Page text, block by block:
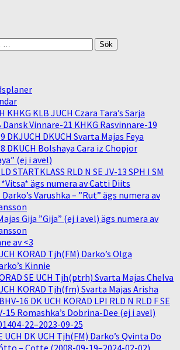
KHKG KLB JUCH Czara Tara’s Sarja
Dansk Vinnare-21 KHKG Rasvinnare-19
DKJUCH DKUCH Svarta Majas Feya
DKUCH Bolshaya Cara iz Chopjor
(ej i avel)
STARTKLASS RLD N SE JV-13 SPH I SM
ägs numera av Catti Diits
Darko’s Varushka – ”Rut” ägs numera av
Gija ”Gija” (ej i avel) ägs numera av
av <3
KORAD Tjh(FM) Darko’s Olga
Kinnie
SE UCH Tjh(ptrh) Svarta Majas Chelva
KORAD Tjh(fm) Svarta Majas Arisha
16 DK UCH KORAD LPI RLD N RLD F SE
15 Romashka’s Dobrina-Dee (ej i avel)
22–2023-09-25
UCH DK UCH Tjh(FM) Darko’s Qvinta Do
– Cotte (2008-09-19–2024-02-02)